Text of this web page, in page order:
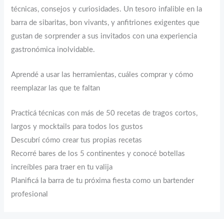
técnicas, consejos y curiosidades. Un tesoro infalible en la
barra de sibaritas, bon vivants, y anfitriones exigentes que
gustan de sorprender a sus invitados con una experiencia
gastronómica inolvidable.
Aprendé a usar las herramientas, cuáles comprar y cómo
reemplazar las que te faltan
Practicá técnicas con más de 50 recetas de tragos cortos,
largos y mocktails para todos los gustos
Descubrí cómo crear tus propias recetas
Recorré bares de los 5 continentes y conocé botellas
increíbles para traer en tu valija
Planificá la barra de tu próxima fiesta como un bartender
profesional